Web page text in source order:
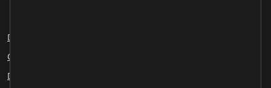
Despre noi
Creditare responsabilă
Dezvăluirea informației